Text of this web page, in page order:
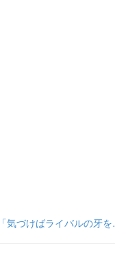
気づけばライバルの